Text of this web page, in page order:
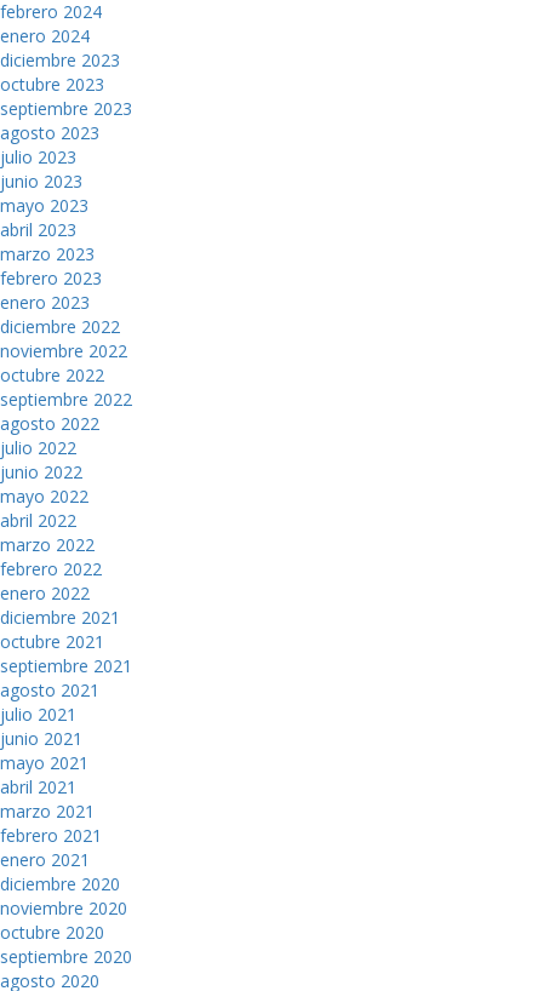
febrero 2024
enero 2024
diciembre 2023
octubre 2023
septiembre 2023
agosto 2023
julio 2023
junio 2023
mayo 2023
abril 2023
marzo 2023
febrero 2023
enero 2023
diciembre 2022
noviembre 2022
octubre 2022
septiembre 2022
agosto 2022
julio 2022
junio 2022
mayo 2022
abril 2022
marzo 2022
febrero 2022
enero 2022
diciembre 2021
octubre 2021
septiembre 2021
agosto 2021
julio 2021
junio 2021
mayo 2021
abril 2021
marzo 2021
febrero 2021
enero 2021
diciembre 2020
noviembre 2020
octubre 2020
septiembre 2020
agosto 2020